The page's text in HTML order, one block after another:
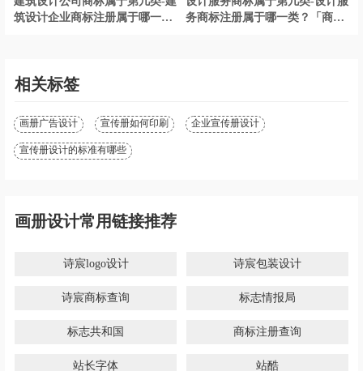
筑设计企业商标注册属于哪一
务商标注册属于哪一类？「商标
相关标签
画册广告设计 宣传册如何印刷 企业宣传册设计
宣传册设计的标准有哪些
画册设计常用链接推荐
诗宸logo设计 诗宸包装设计
诗宸商标查询 标志情报局
标志共和国 商标注册查询
站长字体 站酷